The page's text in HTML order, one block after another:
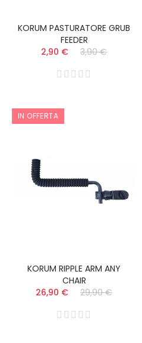
KORUM PASTURATORE GRUB
FEEDER
2,90 €
3,90 €
IN OFFERTA
KORUM RIPPLE ARM ANY
CHAIR
26,90 €
29,90 €